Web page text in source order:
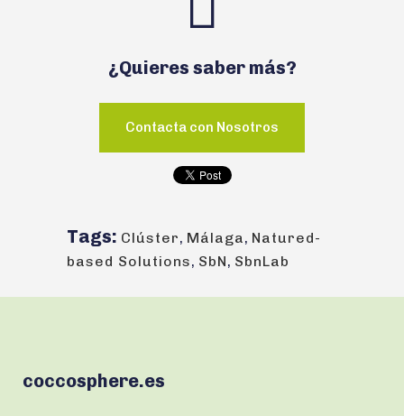
¿Quieres saber más?
Contacta con Nosotros
Tags: Clúster, Málaga, Natured-
based Solutions, SbN, SbnLab
coccosphere.es